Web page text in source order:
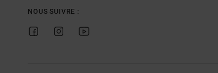
NOUS SUIVRE :